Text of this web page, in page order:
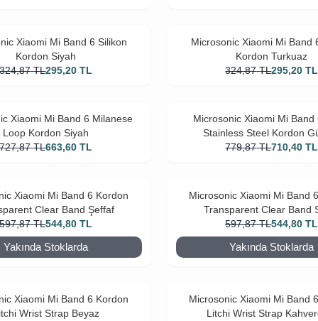
Xiaomi Mi Band 6 Silikon
Kordon Siyah
324,87 TL295,20 TL
Microsonic Xiaomi Mi Band
Kordon Turkuaz
324,87 TL295,20 TL
Xiaomi Mi Band 6 Milanese
Loop Kordon Siyah
727,87 TL663,60 TL
Microsonic Xiaomi Mi Band
Stainless Steel Kordon
779,87 TL710,40 TL
Xiaomi Mi Band 6 Kordon
Clear Band Şeffaf
597,87 TL544,80 TL
Yakında Stoklarda
Microsonic Xiaomi Mi Band
Transparent Clear Band
597,87 TL544,80 TL
Yakında Stoklarda
Xiaomi Mi Band 6 Kordon
Wrist Strap Beyaz
Microsonic Xiaomi Mi Band
Litchi Wrist Strap